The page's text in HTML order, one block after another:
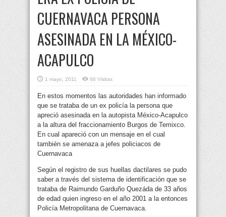
CUERNAVACA PERSONA
ASESINADA EN LA MÉXICO-
ACAPULCO
1 mayo, 2011 66 Visitas
En estos momentos las autoridades han informado
que se trataba de un ex policía la persona que
apreció asesinada en la autopista México-Acapulco
a la altura del fraccionamiento Burgos de Temixco.
En cual apareció con un mensaje en el cual
también se amenaza a jefes policiacos de
Cuernavaca
Según el registro de sus huellas dactilares se pudo
saber a través del sistema de identificación que se
trataba de Raimundo Garduño Quezáda de 33 años
de edad quien ingreso en el año 2001 a la entonces
Policía Metropolitana de Cuernavaca.